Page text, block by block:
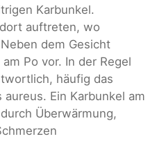
Karbunkel.
auftreten, wo
dem Gesicht
Po vor. In der Regel
häufig das
Ein Karbunkel am
Überwärmung,